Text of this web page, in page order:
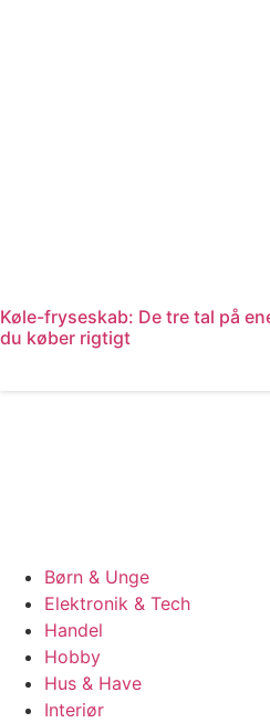
Køle-fryseskab: De tre tal på
du køber rigtigt
Børn & Unge
Elektronik & Tech
Handel
Hobby
Hus & Have
Interiør